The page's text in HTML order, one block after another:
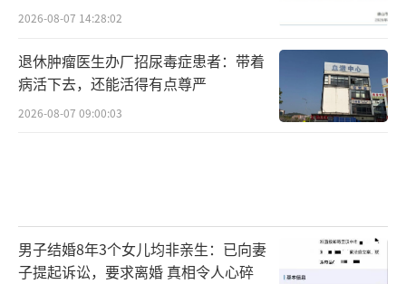
2026-08-07 14:28:02
退休肿瘤医生办厂招尿毒症患者：带着
病活下去，还能活得有点尊严
2026-08-07 09:00:03
男子结婚8年3个女儿均非亲生：已向妻
子提起诉讼，要求离婚 真相令人心碎